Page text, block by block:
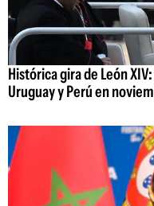
Histórica gira de León
Uruguay y Perú en